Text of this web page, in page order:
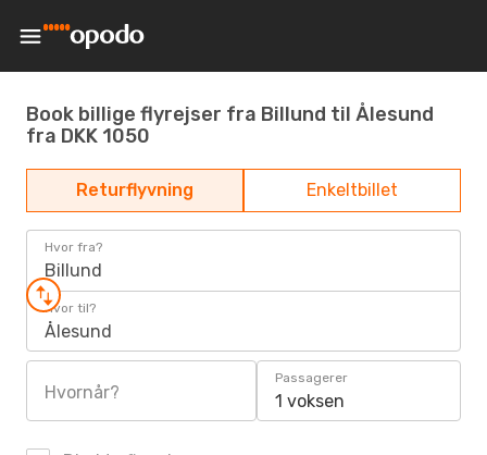
Book billige flyrejser fra Billund til Ålesund
fra DKK 1050
Returflyvning Enkeltbillet
Hvor fra?
Billund
Hvor til?
Ålesund
Hvornår?
Passagerer
1 voksen